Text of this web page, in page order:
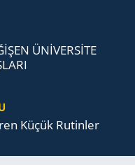
ÜNİVERSİTE
Küçük Ru­tin­ler